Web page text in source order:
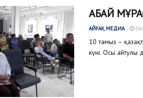
АБАЙ
АЙҒАҚ МЕДИА
10 тамыз –
күні. Осы айтулы